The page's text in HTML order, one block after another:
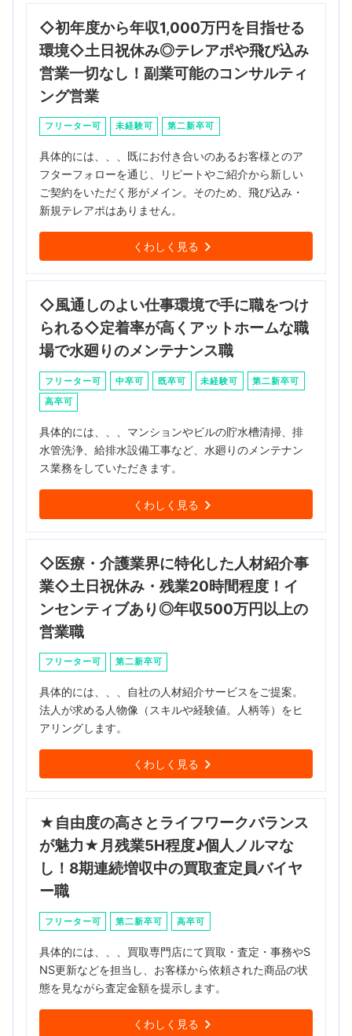
◇初年度から年収1,000万円を目指せる
環境◇土日祝休み◎テレアポや飛び込み
営業一切なし！副業可能のコンサルティ
ング営業
フリーター可 未経験可 第二新卒可
具体的には、、、既にお付き合いのあるお客様とのア
フターフォローを通じ、リピートやご紹介から新しい
ご契約をいただく形がメイン。そのため、飛び込み・
新規テレアポはありません。
くわしく見る
◇風通しのよい仕事環境で手に職をつけ
られる◇定着率が高くアットホームな職
場で水廻りのメンテナンス職
フリーター可 中卒可 既卒可 未経験可
第二新卒可
高卒可
具体的には、、、マンションやビルの貯水槽清掃、排
水管洗浄、給排水設備工事など、水廻りのメンテナン
ス業務をしていただきます。
くわしく見る
◇医療・介護業界に特化した人材紹介事
業◇土日祝休み・残業20時間程度！イ
ンセンティブあり◎年収500万円以上の
営業職
フリーター可 第二新卒可
具体的には、、、自社の人材紹介サービスをご提案。
法人が求める人物像（スキルや経験値。人柄等）をヒ
アリングします。
くわしく見る
★自由度の高さとライフワークバランス
が魅力★月残業5H程度♪個人ノルマな
し！8期連続増収中の買取査定員バイヤ
ー職
フリーター可 第二新卒可 高卒可
具体的には、、、買取専門店にて買取・査定・事務やS
NS更新などを担当し、お客様から依頼された商品の状
態を見ながら査定金額を提示します。
くわしく見る